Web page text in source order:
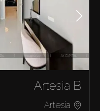
Artesia B
Artesia